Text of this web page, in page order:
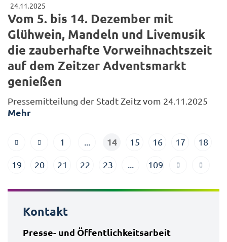
24.11.2025
Vom 5. bis 14. Dezember mit
Glühwein, Mandeln und Livemusik
die zauberhafte Vorweihnachtszeit
auf dem Zeitzer Adventsmarkt
genießen
Pressemitteilung der Stadt Zeitz vom 24.11.2025
Mehr
1 14 15 16 17 18
19 20 21 22 23 109
Kontakt
Presse- und Öffentlichkeitsarbeit